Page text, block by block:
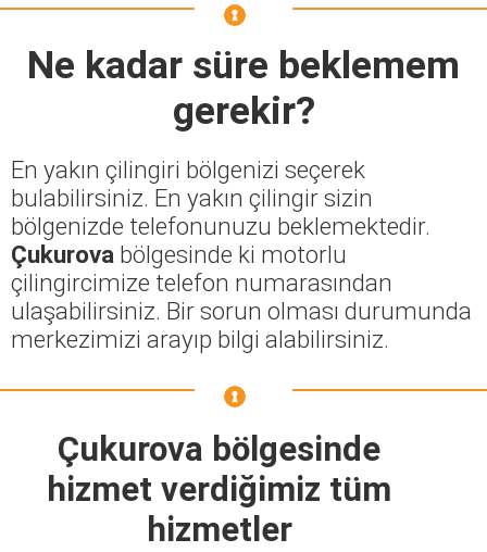
Ne kadar süre beklemem
gerekir?
En yakın çilingiri bölgenizi seçerek
bulabilirsiniz. En yakın çilingir sizin
bölgenizde telefonunuzu beklemektedir.
Çukurova bölgesinde ki motorlu
çilingircimize telefon numarasından
ulaşabilirsiniz. Bir sorun olması durumunda
merkezimizi arayıp bilgi alabilirsiniz.
Çukurova bölgesinde
hizmet verdiğimiz tüm
hizmetler